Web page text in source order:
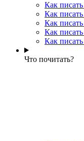
Как
Как
Как
Как
Как
Что почитать?